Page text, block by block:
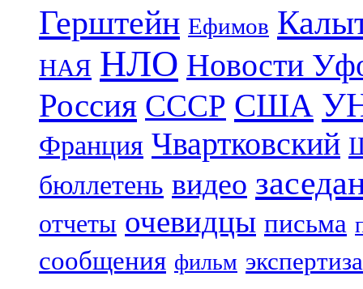
Герштейн Ефимов
НАЯ НЛО Новости
Россия СССР США
Франция Чвартковский
бюллетень видео
отчеты очевидцы письма
сообщения фильм экспертиза